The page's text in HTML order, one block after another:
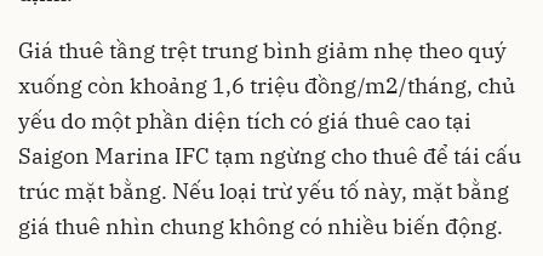
Giá thuê tầng trệt trung bình giảm nhẹ theo quý
xuống còn khoảng 1,6 triệu đồng/m2/tháng, chủ
yếu do một phần diện tích có giá thuê cao tại
Saigon Marina IFC tạm ngừng cho thuê để tái cấu
trúc mặt bằng. Nếu loại trừ yếu tố này, mặt bằng
giá thuê nhìn chung không có nhiều biến động.